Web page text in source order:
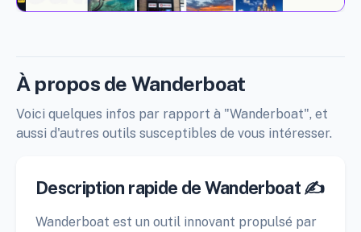
À propos de Wanderboat
Voici quelques infos par rapport à "Wanderboat", et
aussi d'autres outils susceptibles de vous intéresser.
Description rapide de Wanderboat ✍️
Wanderboat est un outil innovant propulsé par